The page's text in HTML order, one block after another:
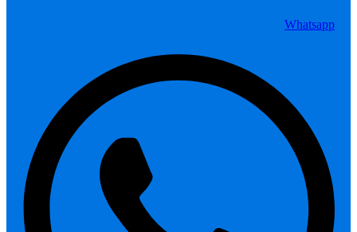
Whatsapp